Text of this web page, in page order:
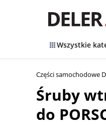
Wszystkie
Części samochodowe
Śruby
do